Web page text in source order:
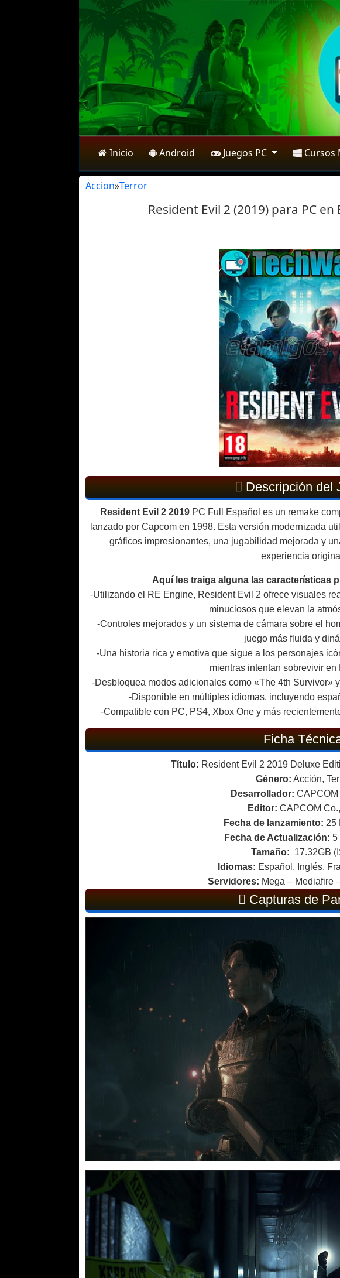
Inicio Android Juegos PC Cursos
Accion»Terror
Resident Evil 2 (2019) para PC
Descripción del
Resident Evil 2 2019PC Full Español es un remake
lanzado por Capcom en 1998. Esta versión modernizada
gráficos impresionantes, una jugabilidad mejorada y
experiencia
Aquí les traiga alguna las características
-Utilizando el RE Engine, Resident Evil 2 ofrece visuales
minuciosos que elevan la
-Controles mejorados y un sistema de cámara sobre el
juego más fluida y
-Una historia rica y emotiva que sigue a los personajes
mientras intentan sobrevivir en
-Desbloquea modos adicionales como «The 4th Survivor»
-Disponible en múltiples idiomas, incluyendo
-Compatible con PC, PS4, Xbox One y más
Ficha
Título: Resident Evil 2 2019 Deluxe
Género: Acción,
Desarrollador: CAPCOM
Editor: CAPCOM
Fecha de lanzamiento: 25
Fecha de Actualización: 5
Tamaño: 17.32GB
Idiomas: Español, Inglés,
Servidores: Mega – Mediafire
Capturas de